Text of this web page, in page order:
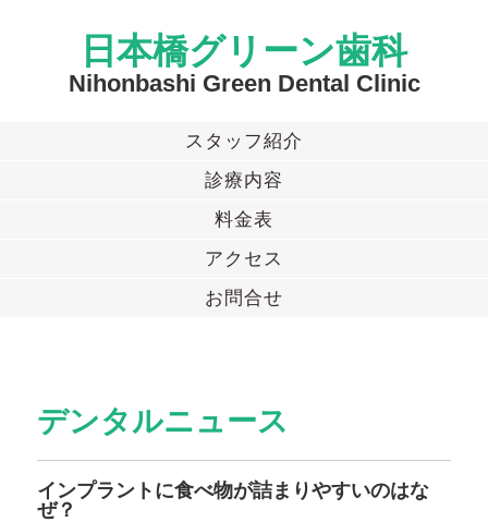
日本橋グリーン歯科
Nihonbashi Green Dental Clinic
スタッフ紹介
診療内容
料金表
アクセス
お問合せ
デンタルニュース
インプラントに食べ物が詰まりやすいのはな
ぜ？